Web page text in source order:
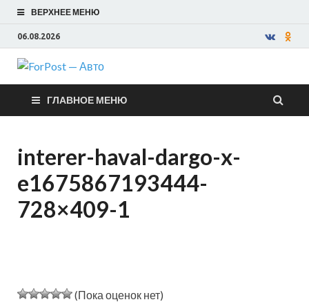
ВЕРХНЕЕ МЕНЮ
06.08.2026
ForPost —
Авто
ГЛАВНОЕ МЕНЮ
interer-haval-dargo-x-
e1675867193444-
728×409-1
(Пока оценок нет)